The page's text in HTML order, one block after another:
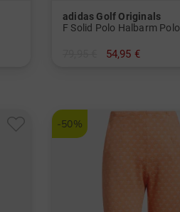
adidas Golf Originals
F Solid Polo Halbarm Polo
54,95 €
-50%